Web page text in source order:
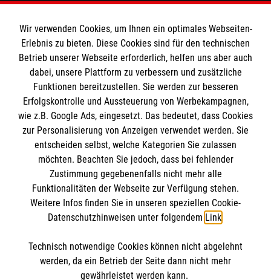
Empfänger: Malteser Hilfsdienst e.V.
IBAN: DE10 3706 0120 1201 2000 12
BIC: GENODED 1PA7
Newsletter abonnieren
Cookies verwalten|AGB|Impressum|Datenschutz
Barrierefreiheit |Kontakt| Sharepoint|Mediathek
Wir verwenden Cookies, um Ihnen ein optimales Webseiten-
Erlebnis zu bieten. Diese Cookies sind für den technischen
Betrieb unserer Webseite erforderlich, helfen uns aber auch
dabei, unsere Plattform zu verbessern und zusätzliche
Funktionen bereitzustellen. Sie werden zur besseren
Erfolgskontrolle und Aussteuerung von Werbekampagnen,
wie z.B. Google Ads, eingesetzt. Das bedeutet, dass Cookies
zur Personalisierung von Anzeigen verwendet werden. Sie
entscheiden selbst, welche Kategorien Sie zulassen
möchten. Beachten Sie jedoch, dass bei fehlender
Zustimmung gegebenenfalls nicht mehr alle
Funktionalitäten der Webseite zur Verfügung stehen.
Weitere Infos finden Sie in unseren speziellen Cookie-
Datenschutzhinweisen unter folgendem Link.
Technisch notwendige Cookies können nicht abgelehnt
werden, da ein Betrieb der Seite dann nicht mehr
gewährleistet werden kann.